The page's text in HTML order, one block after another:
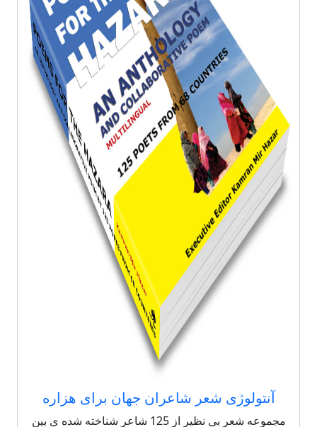
آنتولوژی شعر شاعران جهان برای هزاره
مجموعه شعر بی نظیر از 125 شاعر شناخته شده ی بین